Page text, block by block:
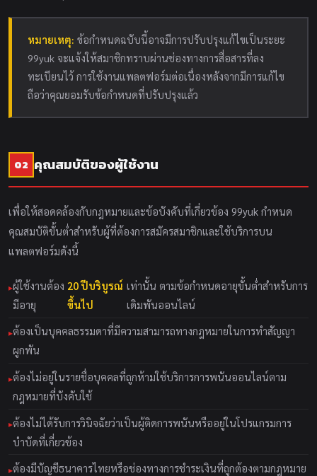
หมายเหตุ: ข้อกำหนดฉบับนี้อาจมีการปรับปรุงแก้ไขเป็นระยะ
99yuk จะแจ้งให้สมาชิกทราบผ่านช่องทางการสื่อสารที่ลง
ทะเบียนไว้ การใช้งานแพลตฟอร์มต่อเนื่องหลังจากมีการแก้ไข
ถือว่าคุณยอมรับข้อกำหนดที่ปรับปรุงแล้ว
02 คุณสมบัติของผู้ใช้งาน
เพื่อให้สอดคล้องกับกฎหมายและข้อบังคับที่เกี่ยวข้อง 99yuk กำหนด
คุณสมบัติขั้นต่ำสำหรับผู้ที่ต้องการสมัครสมาชิกและใช้บริการบน
แพลตฟอร์มดังนี้
ผู้ใช้งานต้อง
มีอายุ
20 ปีบริบูรณ์
ขึ้นไป
เท่านั้น ตามข้อกำหนดอายุขั้นต่ำสำหรับการ
เดิมพันออนไลน์
ต้องเป็นบุคคลธรรมดาที่มีความสามารถทางกฎหมายในการทำสัญญา
ผูกพัน
ต้องไม่อยู่ในรายชื่อบุคคลที่ถูกห้ามใช้บริการการพนันออนไลน์ตาม
กฎหมายที่บังคับใช้
ต้องไม่ได้รับการวินิจฉัยว่าเป็นผู้ติดการพนันหรืออยู่ในโปรแกรมการ
บำบัดที่เกี่ยวข้อง
ต้องมีบัญชีธนาคารไทยหรือช่องทางการชำระเงินที่ถูกต้องตามกฎหมาย